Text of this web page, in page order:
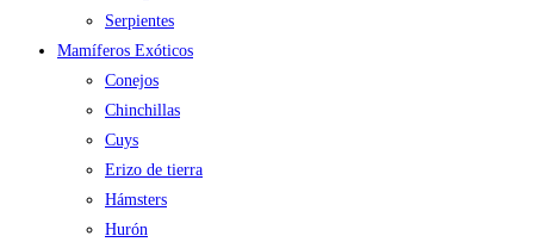
Serpientes
Mamíferos Exóticos
Conejos
Chinchillas
Cuys
Erizo de tierra
Hámsters
Hurón